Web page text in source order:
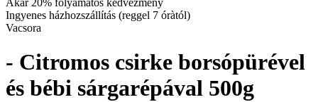
Akár 20% folyamatos kedvezmény
Ingyenes házhozszállítás (reggel 7 óràtól)
Vacsora
- Citromos csirke borsópürével
és bébi sárgarépával 500g